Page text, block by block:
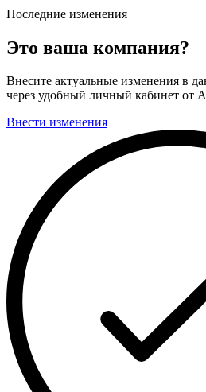
Последние изменения
Это ваша компания?
Внесите актуальные изменения в
через удобный личный кабинет от
Внести изменения